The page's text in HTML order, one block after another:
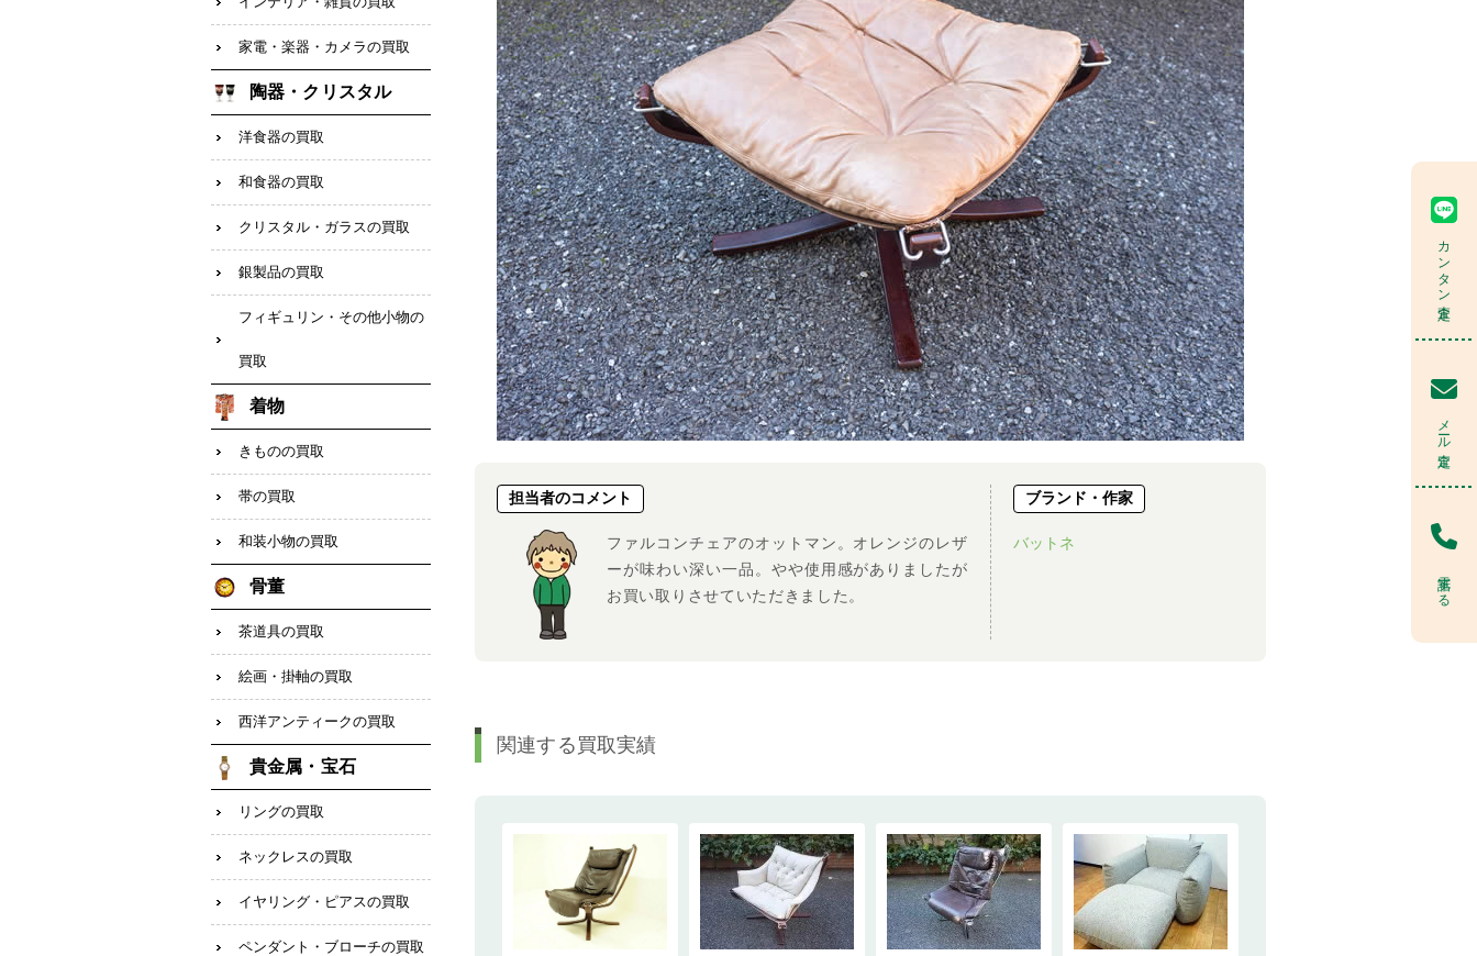
カンタン査定
メール査定
電話する
ブランド・作家
バットネ
担当者のコメント
ファルコンチェアのオットマン。オレンジのレザ
ーが味わい深い一品。やや使用感がありましたが
お買い取りさせていただきました。
関連する買取実績
家電・楽器・カメラの買取
陶器・クリスタル
洋食器の買取
和食器の買取
クリスタル・ガラスの買取
銀製品の買取
フィギュリン・その他小物の
買取
着物
きものの買取
帯の買取
和装小物の買取
骨董
茶道具の買取
絵画・掛軸の買取
西洋アンティークの買取
貴金属・宝石
リングの買取
ネックレスの買取
イヤリング・ピアスの買取
ペンダント・ブローチの買取